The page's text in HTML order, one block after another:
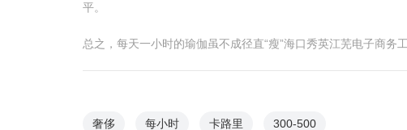
平。
总之，每天一小时的瑜伽虽不成径直“瘦”海口秀英江芜电子商
奢侈 每小时 卡路里 300-500